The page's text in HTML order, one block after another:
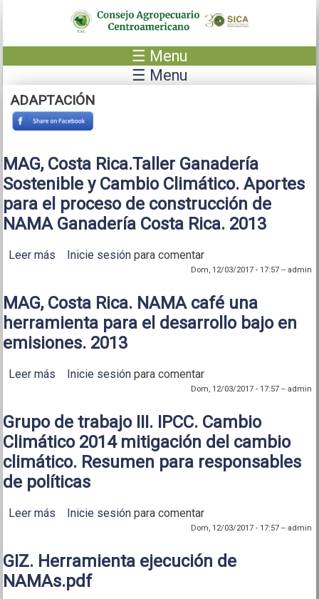
Pasar al contenido principal
☰ Menu
☰ Menu
ADAPTACIÓN
MAG, Costa Rica.Taller Ganadería
Sostenible y Cambio Climático. Aportes
para el proceso de construcción de
NAMA Ganadería Costa Rica. 2013
Leer más sobre MAG, Costa Rica.Taller Ganadería Sostenible
y Cambio Climático. Aportes para el proceso de
Inicie sesión para comentar
Dom, 12/03/2017 - 17:57-- admin
MAG, Costa Rica. NAMA café una
herramienta para el desarrollo bajo en
emisiones. 2013
Leer más sobre MAG, Costa Rica. NAMA café una herramienta
para el desarrollo bajo en emisiones. 2013
Inicie sesión para comentar
Dom, 12/03/2017 - 17:57-- admin
Grupo de trabajo III. IPCC. Cambio
Climático 2014 mitigación del cambio
climático. Resumen para responsables
de políticas
Leer más sobre Grupo de trabajo III. IPCC. Cambio Climático
2014 mitigación del cambio climático. Resumen
Inicie sesión para comentar
Dom, 12/03/2017 - 17:57-- admin
GIZ. Herramienta ejecución de
NAMAs.pdf